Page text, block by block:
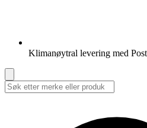
Klimanøytral levering med